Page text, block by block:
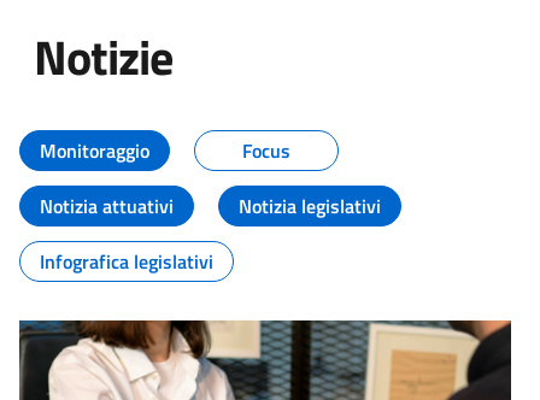
Notizie
Tutti i contenuti della pagina
Monitoraggio
Focus
Notizia attuativi
Notizia legislativi
Infografica legislativi